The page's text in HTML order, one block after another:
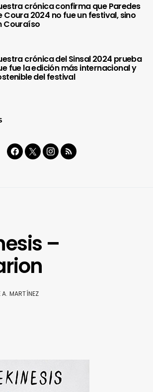
crónica confirma que Paredes
Coura 2024 no fue un festival, sino
Couraíso
crónica del Sinsal 2024 prueba
fue la edición más internacional y
del festival
–
A. MARTÍNEZ